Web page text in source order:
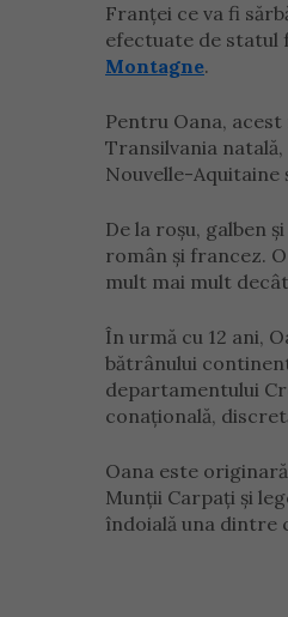
Franței ce va fi
efectuate de statul
Montagne.
Pentru Oana,
Transilvania
Nouvelle-Aquitaine
De la roșu, galben
român și francez.
mult mai mult
În urmă cu 12 ani,
bătrânului
departamentului
conațională,
Oana este
Munții Carpați și
îndoială una dintre